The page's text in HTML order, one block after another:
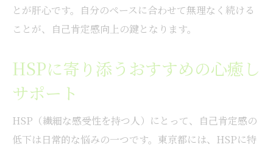
とが肝心です。自分のペースに合わせて無理なく続ける
ことが、自己肯定感向上の鍵となります。
HSPに寄り添うおすすめの心癒し
サポート
HSP（繊細な感受性を持つ人）にとって、自己肯定感の
低下は日常的な悩みの一つです。東京都には、HSPに特